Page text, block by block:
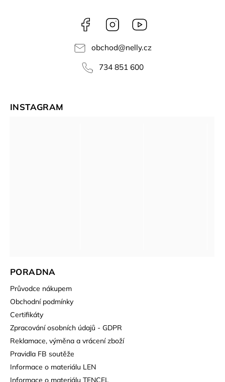
Facebook Instagram
obchod@nelly.cz
734 851 600
PORADNA
Průvodce nákupem
Obchodní podmínky
Certifikáty
Zpracování osobních údajů - GDPR
Reklamace, výměna a vrácení zboží
Pravidla FB soutěže
Informace o materiálu LEN
Informace o materiálu TENCEL
INSTAGRAM